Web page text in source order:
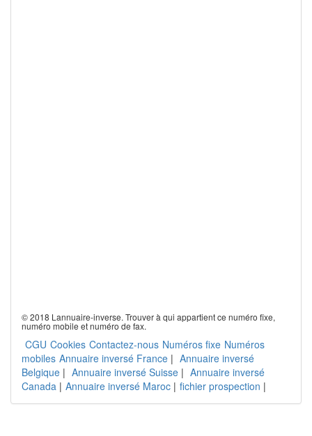
© 2018 Lannuaire-inverse. Trouver à qui appartient ce numéro fixe,
numéro mobile et numéro de fax.
CGU Cookies Contactez-nous Numéros fixe Numéros
mobiles Annuaire inversé France | Annuaire inversé
Belgique | Annuaire inversé Suisse | Annuaire inversé
Canada | Annuaire inversé Maroc | fichier prospection |